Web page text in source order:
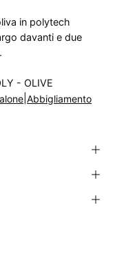
in polytech
davanti e due
- OLIVE
Abbigliamento